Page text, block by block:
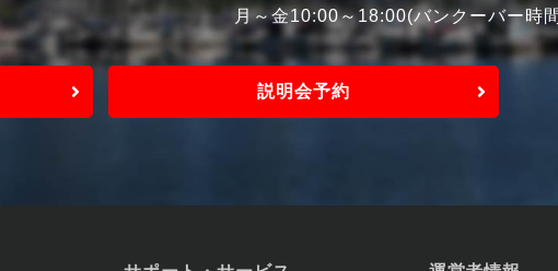
月～金10:00～18:00(バンクーバー時
説明会予約